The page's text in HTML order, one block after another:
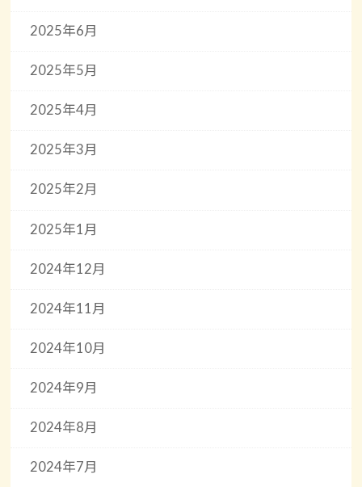
2025年6月
2025年5月
2025年4月
2025年3月
2025年2月
2025年1月
2024年12月
2024年11月
2024年10月
2024年9月
2024年8月
2024年7月